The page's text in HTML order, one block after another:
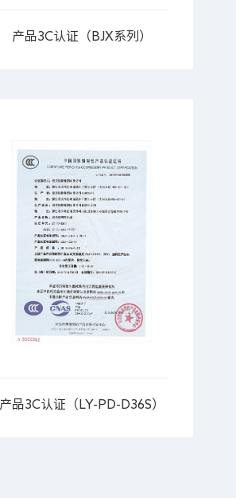
产品3C认证（BJX系列）
产品3C认证（LY-PD-D36S）